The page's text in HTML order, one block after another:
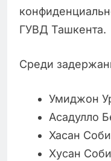
ГУВД Ташкента.
Среди
Умиджон
Асадулло
Хасан
Хусан